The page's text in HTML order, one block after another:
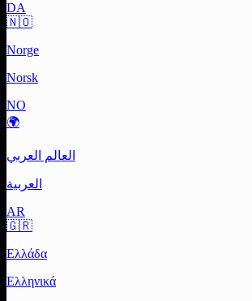
DA
🇳🇴
Norge
Norsk
NO
🌍
العالم العربي
العربية
AR
🇬🇷
Ελλάδα
Ελληνικά